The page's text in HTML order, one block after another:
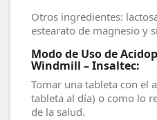
Otros ingredientes:
estearato de magnesio y
Modo de Uso de
Windmill – Insaltec:
Tomar una tableta con el
tableta al día) o como lo
de la salud.